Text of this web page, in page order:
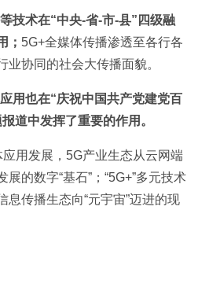
技术在“中央-省-市-县”四级融
； 5G+全媒体传播渗透至各行各
业协同的社会大传播面貌。
用也在“庆祝中国共产党建党百
道中发挥了重要的作用。
用发展，5G产业生态从云网端
的数字“基石”；“5G+”多元技术
息传播生态向“元宇宙”迈进的现